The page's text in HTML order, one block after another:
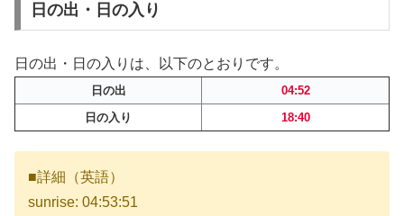
日の出・日の入り
日の出・日の入りは、以下のとおりです。
日の出
04:52
日の入り
18:40
■詳細（英語）
sunrise: 04:53:51